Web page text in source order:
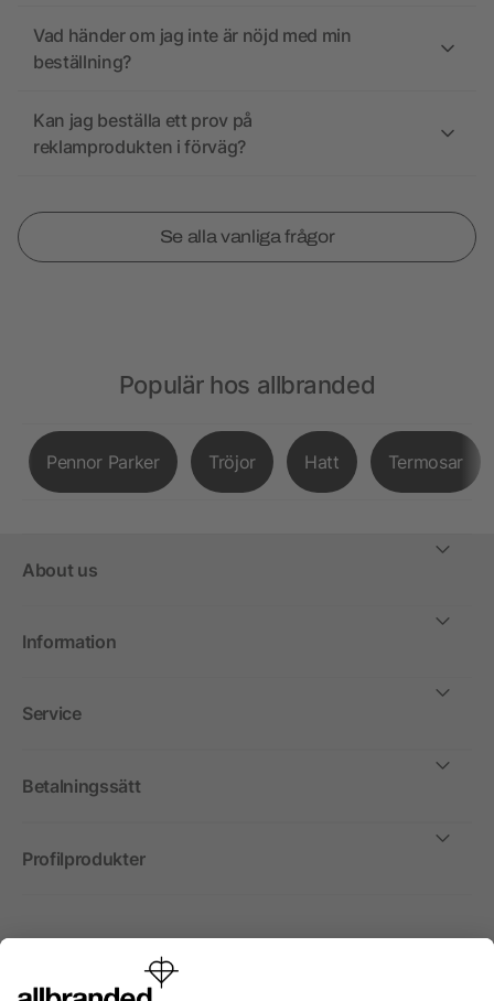
Vad händer om jag inte är nöjd med min
beställning?
Kan jag beställa ett prov på
reklamprodukten i förväg?
Se alla vanliga frågor
Populär hos allbranded
Pennor Parker Tröjor Hatt Termosar
About us
Information
Service
Betalningssätt
Profilprodukter
Internationellt